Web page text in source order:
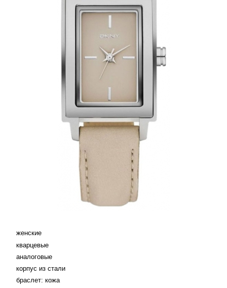
женские
кварцевые
аналоговые
корпус из стали
браслет: кожа